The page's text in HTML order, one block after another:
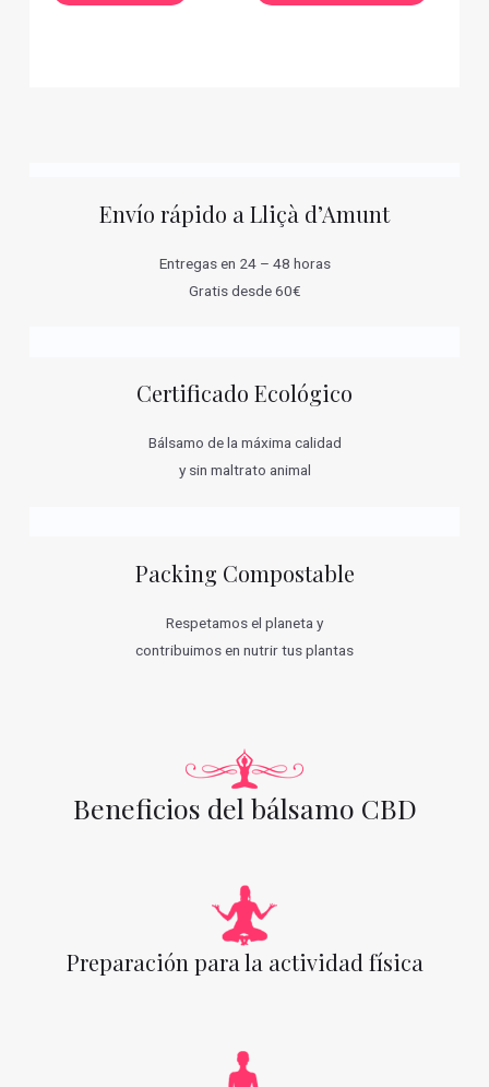
Envío rápido a Lliçà d’Amunt
Entregas en 24 – 48 horas
Gratis desde 60€
Certificado Ecológico
Bálsamo de la máxima calidad
y sin maltrato animal
Packing Compostable
Respetamos el planeta y
contribuimos en nutrir tus plantas
Beneficios del bálsamo CBD
Preparación para la actividad física